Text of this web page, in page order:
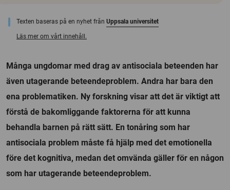
Texten baseras på en nyhet från Uppsala universitet
Läs mer om vårt innehåll.
Många ungdomar med drag av antisociala beteenden har
även utagerande beteendeproblem. Andra har bara den
ena problematiken. Ny forskning visar att det är viktigt att
förstå de bakomliggande faktorerna för att kunna
behandla barnen på rätt sätt. En tonåring som har
antisociala problem måste få hjälp med det emotionella
före det kognitiva, medan det omvända gäller för en någon
som har utagerande beteendeproblem.